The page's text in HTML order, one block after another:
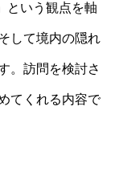
という観点を軸
して境内の隠れ
。訪問を検討さ
てくれる内容で